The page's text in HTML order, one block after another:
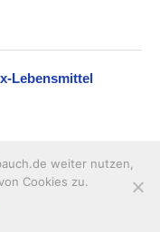
Lebensmittel
ANTI Detox
weiter nutzen,
Cookies zu.